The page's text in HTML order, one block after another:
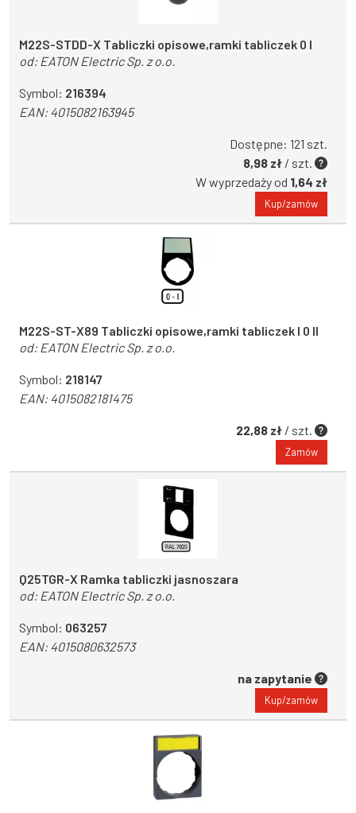
M22S-STDD-X Tabliczki opisowe,ramki tabliczek 0 I
od: EATON Electric Sp. z o.o.
Symbol: 216394
EAN:4015082163945
Dostępne: 121 szt.
8,98 zł / szt.
W wyprzedaży od 1,64 zł
Kup/zamów
M22S-ST-X89 Tabliczki opisowe,ramki tabliczek I 0 II
od: EATON Electric Sp. z o.o.
Symbol: 218147
EAN:4015082181475
22,88 zł / szt.
Zamów
Q25TGR-X Ramka tabliczki jasnoszara
od: EATON Electric Sp. z o.o.
Symbol: 063257
EAN:4015080632573
na zapytanie
Kup/zamów